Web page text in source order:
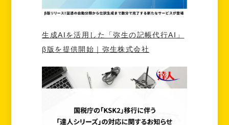
生成AIを活用した「弥生の記帳代行AI」
β版を提供開始｜弥生株式会社